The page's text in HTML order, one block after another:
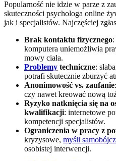
Popularność nie idzie w parze z
skuteczności psychologa online
jak i specjalistów. Najczęściej
Brak kontaktu fizycznego
komputera uniemożliwia
mowy ciała.
Problemy techniczne:
potrafi skutecznie zburzyć
Anonimowość vs. zaufanie
czy nawet kreować nową
Ryzyko natknięcia się na
kwalifikacji: internetowe
kompetencji specjalistów.
Ograniczenia w pracy z
kryzysowe, myśli
osobistej interwencji.